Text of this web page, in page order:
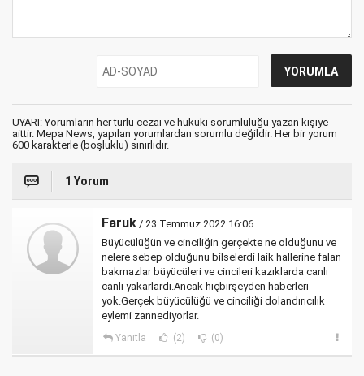
UYARI: Yorumların her türlü cezai ve hukuki sorumluluğu yazan kişiye
aittir. Mepa News, yapılan yorumlardan sorumlu değildir. Her bir yorum
600 karakterle (boşluklu) sınırlıdır.
1 Yorum
Faruk / 23 Temmuz 2022 16:06
Büyücülüğün ve cinciliğin gerçekte ne olduğunu ve
nelere sebep olduğunu bilselerdi laik hallerine falan
bakmazlar büyücüleri ve cincileri kazıklarda canlı
canlı yakarlardı.Ancak hiçbirşeyden haberleri
yok.Gerçek büyücülüğü ve cinciliği dolandırıcılık
eylemi zannediyorlar.
Yanıtla (2) (0)